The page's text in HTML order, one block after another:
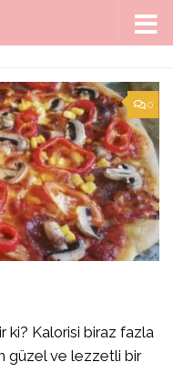
0
ki? Kalorisi biraz fazla
güzel ve lezzetli bir